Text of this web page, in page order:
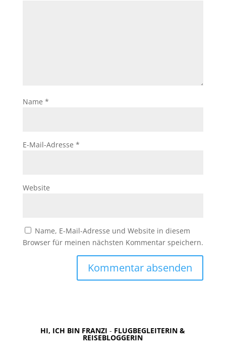
Name *
E-Mail-Adresse *
Website
Name, E-Mail-Adresse und Website in diesem
Browser für meinen nächsten Kommentar speichern.
HI, ICH BIN FRANZI - FLUGBEGLEITERIN &
REISEBLOGGERIN